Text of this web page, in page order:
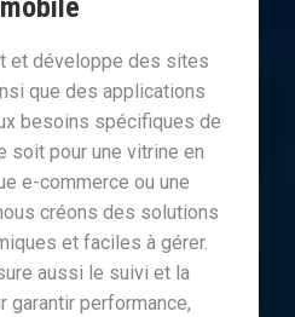
et développe des sites
que des applications
besoins spécifiques de
soit pour une vitrine en
e-commerce ou une
créons des solutions
et faciles à gérer.
aussi le suivi et la
garantir performance,